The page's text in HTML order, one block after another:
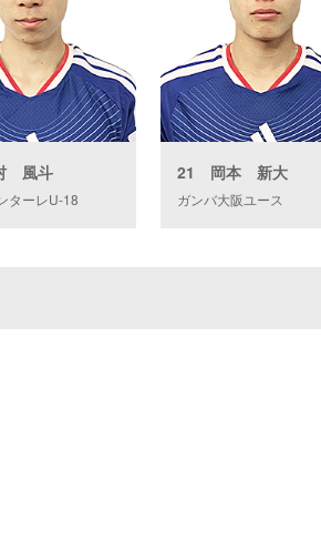
風斗
ターレU-18
21 岡本 新大
ガンバ大阪ユース